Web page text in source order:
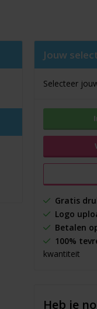
Jouw
Selecteer
Gratis
Logo
Betalen
100%
kwantiteit
Heb je